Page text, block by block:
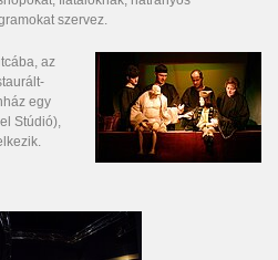
szervez.
az
egy
Stúdió),